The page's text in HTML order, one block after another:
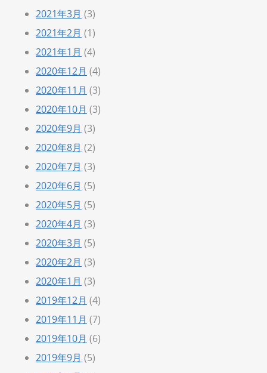
2021年3月 (3)
2021年2月 (1)
2021年1月 (4)
2020年12月 (4)
2020年11月 (3)
2020年10月 (3)
2020年9月 (3)
2020年8月 (2)
2020年7月 (3)
2020年6月 (5)
2020年5月 (5)
2020年4月 (3)
2020年3月 (5)
2020年2月 (3)
2020年1月 (3)
2019年12月 (4)
2019年11月 (7)
2019年10月 (6)
2019年9月 (5)